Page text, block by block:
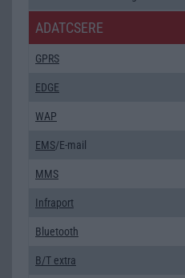
ADATCSERE
GPRS
EDGE
WAP
EMS/E-mail
MMS
Infraport
Bluetooth
B/T extra